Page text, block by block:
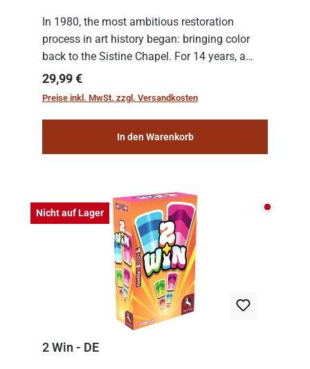
In 1980, the most ambitious restoration
process in art history began: bringing color
back to the Sistine Chapel. For 14 years, a
team of experts from the Vatican undertook
the meticulous job of cleaning and
Regulärer Preis:
29,99 €
Preise inkl. MwSt. zzgl. Versandkosten
In den Warenkorb
Nicht auf Lager Nicht
2 Win - DE